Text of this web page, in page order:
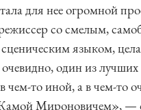
для нее огромной
со смелым,
языком,
один из
то иной, а в чем-то
Мироновичем», —